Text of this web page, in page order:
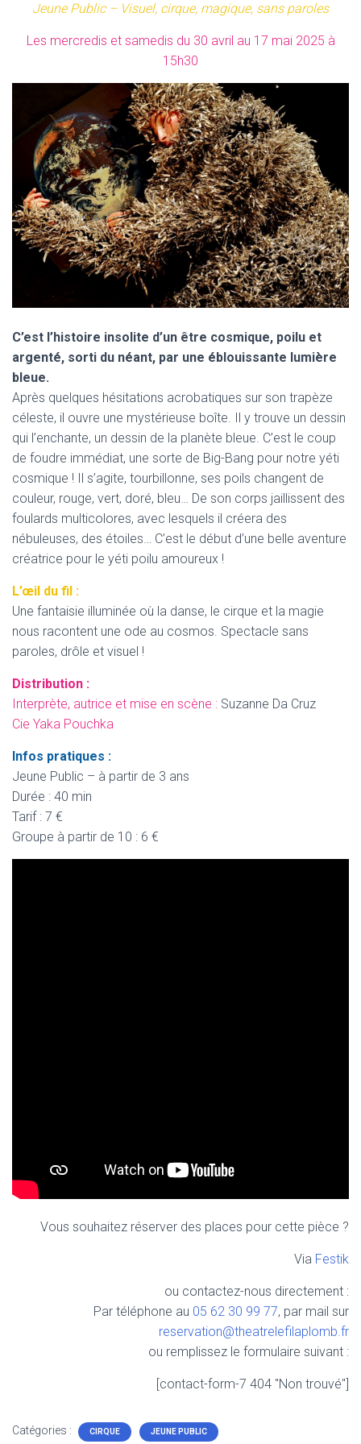
Jeune Public – Visuel, cirque, magique, sans paroles
Les mercredis et samedis du 30 avril au 17 mai 2025 à
15h30
C’est l’histoire insolite d’un être cosmique, poilu et
argenté, sorti du néant, par une éblouissante lumière
bleue.
Après quelques hésitations acrobatiques sur son trapèze
céleste, il ouvre une mystérieuse boîte. Il y trouve un dessin
qui l’enchante, un dessin de la planète bleue. C’est le coup
de foudre immédiat, une sorte de Big-Bang pour notre yéti
cosmique ! Il s’agite, tourbillonne, ses poils changent de
couleur, rouge, vert, doré, bleu… De son corps jaillissent des
foulards multicolores, avec lesquels il créera des
nébuleuses, des étoiles… C’est le début d’une belle aventure
créatrice pour le yéti poilu amoureux !
L’œil du fil :
Une fantaisie illuminée où la danse, le cirque et la magie
nous racontent une ode au cosmos. Spectacle sans
paroles, drôle et visuel !
Distribution :
Interprète, autrice et mise en scène : Suzanne Da Cruz
Cie Yaka Pouchka
Infos pratiques :
Jeune Public – à partir de 3 ans
Durée : 40 min
Tarif : 7 €
Groupe à partir de 10 : 6 €
Vous souhaitez réserver des places pour cette pièce ?
Via Festik
ou contactez-nous directement :
Par téléphone au 05 62 30 99 77, par mail sur
reservation@theatrelefilaplomb.fr
ou remplissez le formulaire suivant :
[contact-form-7 404 "Non trouvé"]
Catégories : CIRQUE JEUNE PUBLIC